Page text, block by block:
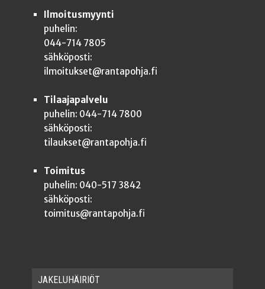
Ilmoitusmyynti
puhelin:
044-714 7805
sähköposti:
ilmoitukset@rantapohja.fi
Tilaajapalvelu
puhelin: 044-714 7800
sähköposti:
tilaukset@rantapohja.fi
Toimitus
puhelin: 040-517 3842
sähköposti:
toimitus@rantapohja.fi
JAKE­LU­HÄI­RIÖT